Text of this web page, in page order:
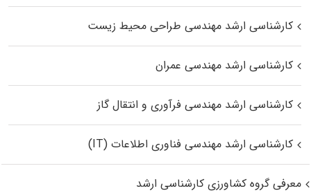
کارشناسی ارشد مهندسی طراحی محیط زیست
کارشناسی ارشد مهندسی عمران
کارشناسی ارشد مهندسی فرآوری و انتقال گاز
کارشناسی ارشد مهندسی فناوری اطلاعات (IT)
معرفی گروه کشاورزی کارشناسی ارشد